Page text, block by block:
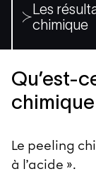
Les
chimique
Qu’est-
Le peeling
à l’acide ».